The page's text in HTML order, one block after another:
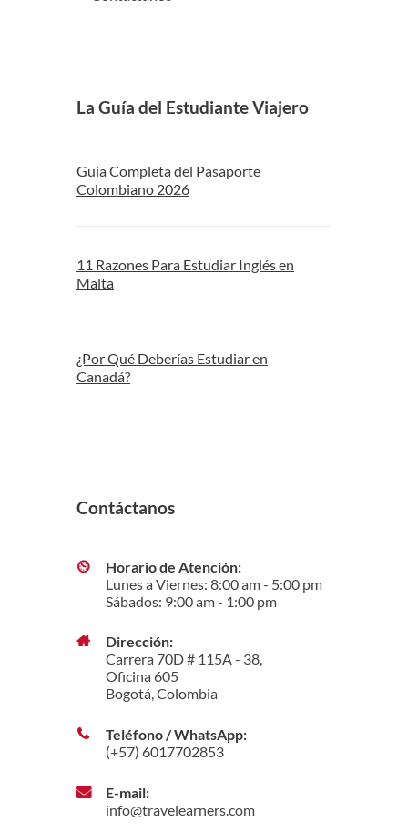
La Guía del Estudiante Viajero
Guía Completa del Pasaporte
Colombiano 2026
11 Razones Para Estudiar Inglés en
Malta
¿Por Qué Deberías Estudiar en
Canadá?
Contáctanos
Horario de Atención:
Lunes a Viernes: 8:00 am - 5:00 pm
Sábados: 9:00 am - 1:00 pm
Dirección:
Carrera 70D # 115A - 38,
Oficina 605
Bogotá, Colombia
Teléfono / WhatsApp:
(+57) 6017702853
E-mail:
info@travelearners.com